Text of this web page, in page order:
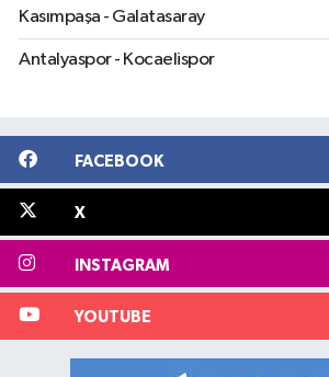
Kasımpaşa - Galatasaray
Antalyaspor - Kocaelispor
FACEBOOK
X
INSTAGRAM
YOUTUBE